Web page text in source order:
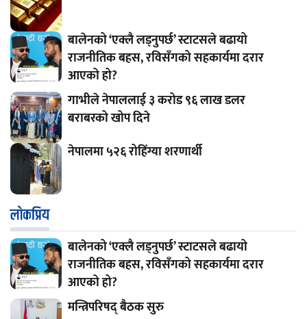
बालेनको ‘एक्लै लड्नुपर्छ’ स्टाटसले बढायो
राजनीतिक बहस, रविसँगको सहकार्यमा दरार
आएको हो?
गाभीले नेपाललाई ३ करोड ९६ लाख डलर
बराबरको खोप दिने
नेपालमा ५२६ रोहिंग्या शरणार्थी
लाेकप्रिय
बालेनको ‘एक्लै लड्नुपर्छ’ स्टाटसले बढायो
राजनीतिक बहस, रविसँगको सहकार्यमा दरार
आएको हो?
मन्त्रिपरिषद् बैठक सुरु